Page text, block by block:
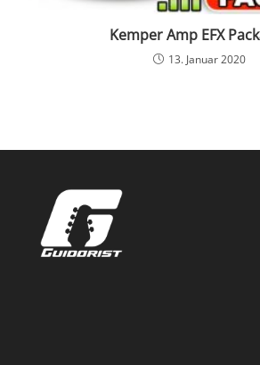
Kemper Amp EFX
13. Januar 2020